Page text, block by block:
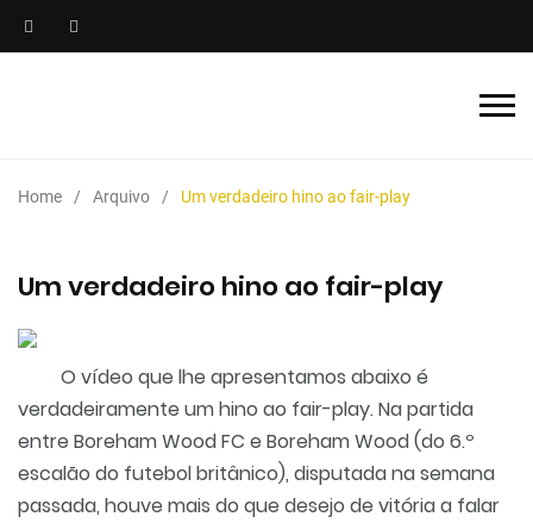
Home Arquivo Um verdadeiro hino ao fair-play
Um verdadeiro hino ao fair-play
O vídeo que lhe apresentamos abaixo é
verdadeiramente um hino ao fair-play. Na partida
entre Boreham Wood FC e Boreham Wood (do 6.º
escalão do futebol britânico), disputada na semana
passada, houve mais do que desejo de vitória a falar